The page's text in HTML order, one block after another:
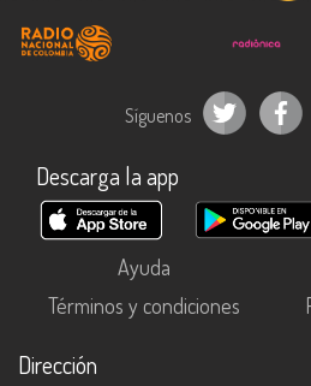
Síguenos
Descarga la app
Ayuda
Términos y condiciones
Dirección